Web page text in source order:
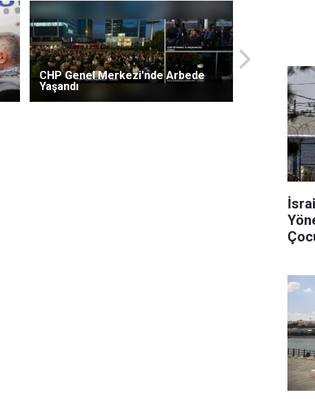
CHP Genel Merkezi'nde Arbede
Yaşandı